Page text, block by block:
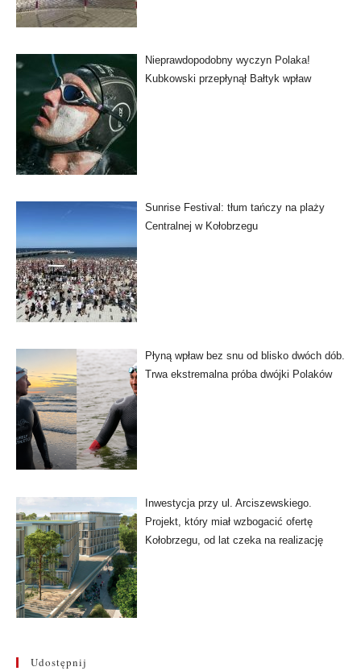
Nieprawdopodobny wyczyn Polaka!
Kubkowski przepłynął Bałtyk wpław
Sunrise Festival: tłum tańczy na plaży
Centralnej w Kołobrzegu
Płyną wpław bez snu od blisko dwóch dób.
Trwa ekstremalna próba dwójki Polaków
Inwestycja przy ul. Arciszewskiego.
Projekt, który miał wzbogacić ofertę
Kołobrzegu, od lat czeka na realizację
Udostępnij